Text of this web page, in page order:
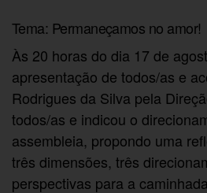
Tema: Permaneçamos no amor!
Às 20 horas do dia 17 de
apresentação de todos/as e
Rodrigues da Silva pela
todos/as e indicou o
assembleia, propondo uma
três dimensões, três
perspectivas para a